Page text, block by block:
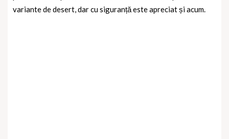
variante de desert, dar cu siguranță este apreciat și acum.